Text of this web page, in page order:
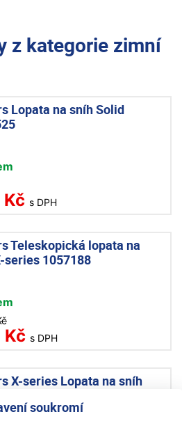
soukromí
z kategorie zimní
Lopata na sníh Solid
s DPH
Teleskopická lopata na
series 1057188
s DPH
X-series Lopata na sníh